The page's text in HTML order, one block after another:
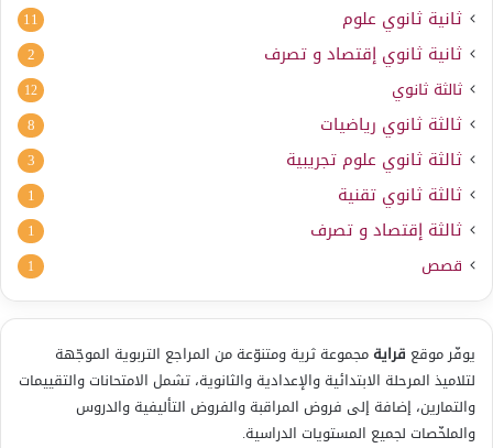
ثانية ثانوي علوم 11
ثانية ثانوي إقتصاد و تصرف 2
ثالثة ثانوي 12
ثالثة ثانوي رياضيات 8
ثالثة ثانوي علوم تجريبية 3
ثالثة ثانوي تقنية 1
ثالثة إقتصاد و تصرف 1
قصص 1
يوفّر موقع قرايةمجموعة ثرية ومتنوّعة من المراجع التربوية الموجّهة
لتلاميذ المرحلة الابتدائية والإعدادية والثانوية، تشمل الامتحانات والتقييمات
والتمارين، إضافة إلى فروض المراقبة والفروض التأليفية والدروس
والملخّصات لجميع المستويات الدراسية.